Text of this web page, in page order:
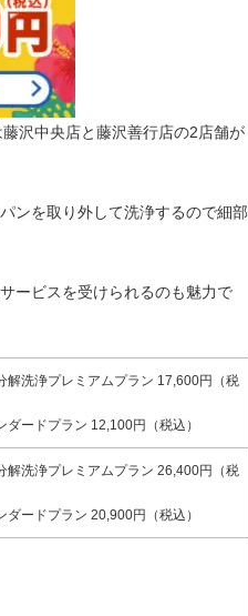
沢中央店と藤沢善行店の2店舗が
ンを取り外して洗浄するので細部
ービスを受けられるのも魅力で
解洗浄プレミアムプラン 17,600円（税
ダードプラン 12,100円（税込）
解洗浄プレミアムプラン 26,400円（税
ダードプラン 20,900円（税込）